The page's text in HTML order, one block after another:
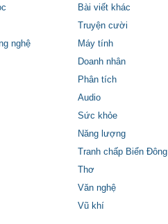
Bài viết khác
Truyện cười
nghệ Máy tính
Doanh nhân
Phân tích
Audio
Sức khỏe
Năng lượng
Tranh chấp Biển Đông
Thơ
Văn nghệ
Vũ khí